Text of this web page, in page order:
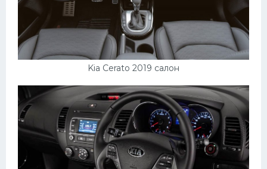
Kia Cerato 2019 салон